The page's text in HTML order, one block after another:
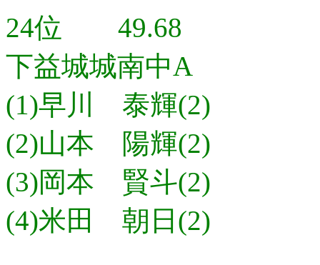
24位 49.68
下益城城南中A
(1)早川 泰輝(2)
(2)山本 陽輝(2)
(3)岡本 賢斗(2)
(4)米田 朝日(2)